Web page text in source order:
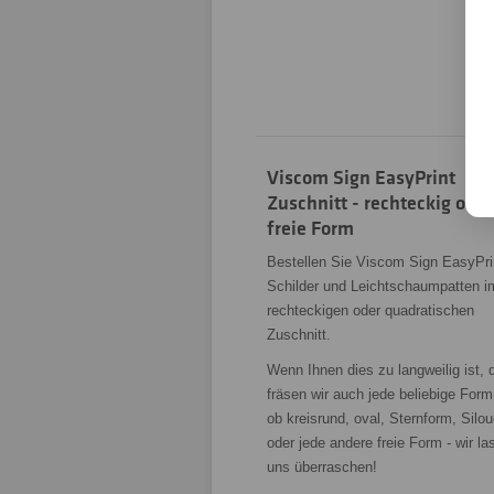
Viscom Sign EasyPrint
Zuschnitt - rechteckig oder
freie Form
Bestellen Sie Viscom Sign
Schilder und Leichtschaumpatten
rechteckigen oder quadratischen
Zuschnitt.
Wenn Ihnen dies zu langweilig ist,
fräsen wir auch jede beliebige
ob kreisrund, oval, Sternform,
oder jede andere freie Form - wir
uns überraschen!